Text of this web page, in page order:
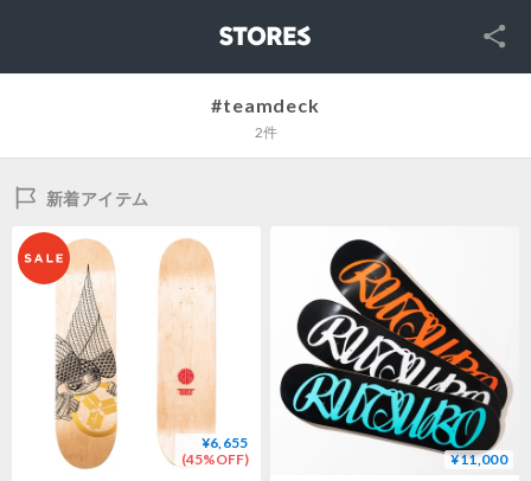
SNS
#teamdeck
2件
新着アイテム
¥6,655
(45%OFF)
¥11,000